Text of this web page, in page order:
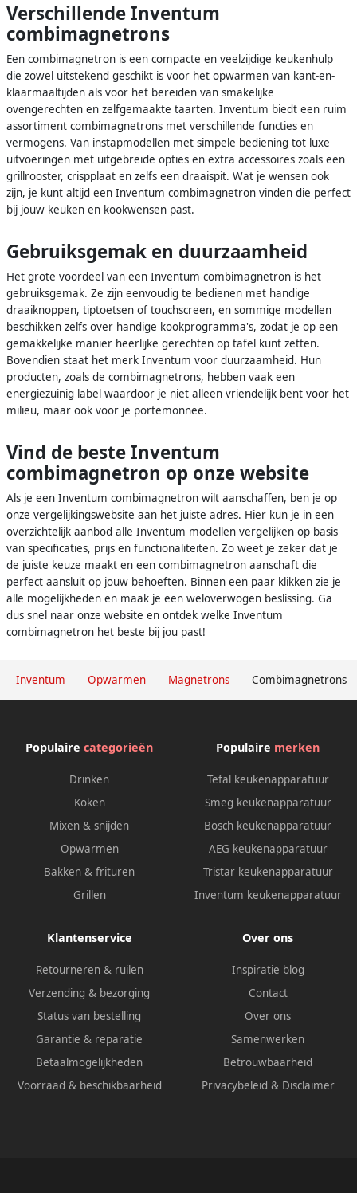
Inventum Opwarmen Magnetrons Combimagnetrons
Verschillende Inventum
combimagnetrons
Een combimagnetron is een compacte en veelzijdige keukenhulp
die zowel uitstekend geschikt is voor het opwarmen van kant-en-
klaarmaaltijden als voor het bereiden van smakelijke
ovengerechten en zelfgemaakte taarten. Inventum biedt een ruim
assortiment combimagnetrons met verschillende functies en
vermogens. Van instapmodellen met simpele bediening tot luxe
uitvoeringen met uitgebreide opties en extra accessoires zoals een
grillrooster, crispplaat en zelfs een draaispit. Wat je wensen ook
zijn, je kunt altijd een Inventum combimagnetron vinden die perfect
bij jouw keuken en kookwensen past.
Gebruiksgemak en duurzaamheid
Het grote voordeel van een Inventum combimagnetron is het
gebruiksgemak. Ze zijn eenvoudig te bedienen met handige
draaiknoppen, tiptoetsen of touchscreen, en sommige modellen
beschikken zelfs over handige kookprogramma's, zodat je op een
gemakkelijke manier heerlijke gerechten op tafel kunt zetten.
Bovendien staat het merk Inventum voor duurzaamheid. Hun
producten, zoals de combimagnetrons, hebben vaak een
energiezuinig label waardoor je niet alleen vriendelijk bent voor het
milieu, maar ook voor je portemonnee.
Vind de beste Inventum
combimagnetron op onze website
Als je een Inventum combimagnetron wilt aanschaffen, ben je op
onze vergelijkingswebsite aan het juiste adres. Hier kun je in een
overzichtelijk aanbod alle Inventum modellen vergelijken op basis
van specificaties, prijs en functionaliteiten. Zo weet je zeker dat je
de juiste keuze maakt en een combimagnetron aanschaft die
perfect aansluit op jouw behoeften. Binnen een paar klikken zie je
alle mogelijkheden en maak je een weloverwogen beslissing. Ga
dus snel naar onze website en ontdek welke Inventum
combimagnetron het beste bij jou past!
Populaire categorieën
Drinken
Koken
Mixen & snijden
Opwarmen
Bakken & frituren
Grillen
Populaire merken
Tefal keukenapparatuur
Smeg keukenapparatuur
Bosch keukenapparatuur
AEG keukenapparatuur
Tristar keukenapparatuur
Inventum keukenapparatuur
Klantenservice
Retourneren & ruilen
Verzending & bezorging
Status van bestelling
Garantie & reparatie
Betaalmogelijkheden
Voorraad & beschikbaarheid
Over ons
Inspiratie blog
Contact
Over ons
Samenwerken
Betrouwbaarheid
Privacybeleid & Disclaimer